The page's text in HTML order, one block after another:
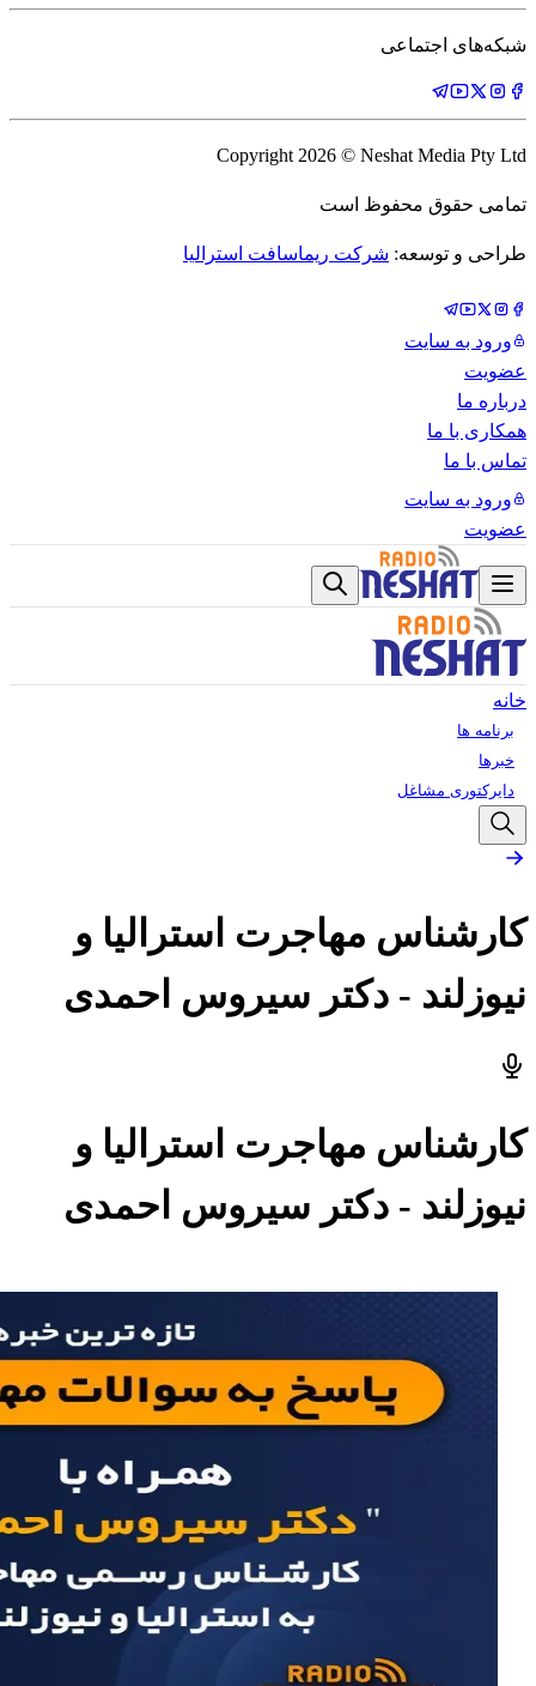
شبکه‌های اجتماعی
Copyright 2026 © Neshat Media Pty Ltd
تمامی حقوق محفوظ است
طراحی و توسعه: شرکت ریماسافت استرالیا
ورود به سایت
عضویت
درباره ما
همکاری با ما
تماس با ما
ورود به سایت
عضویت
خانه
برنامه ها
خبرها
دایرکتوری مشاغل
کارشناس مهاجرت استرالیا و
نیوزلند - دکتر سیروس احمدی
کارشناس مهاجرت استرالیا و
نیوزلند - دکتر سیروس احمدی